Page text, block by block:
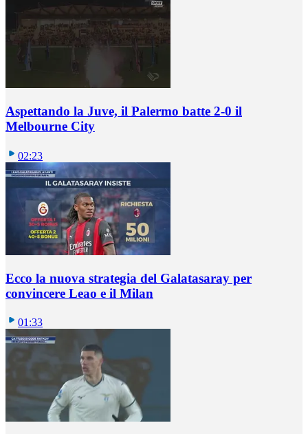
Aspettando la Juve, il Palermo batte 2-0 il
Melbourne City
02:23
Ecco la nuova strategia del Galatasaray per
convincere Leao e il Milan
01:33